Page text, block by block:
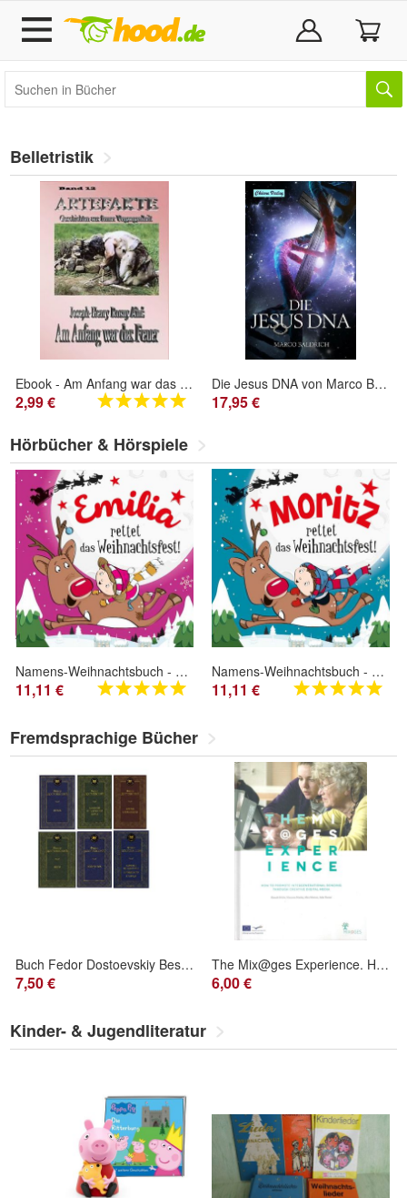
Belletristik
Ebook - Am Anfang war das Feuer von Joseph-Henry Rosny Aîne
2,99 €
Die Jesus DNA von Marco Baldrich (Taschenbuch)
17,95 €
Hörbücher & Hörspiele
Namens-Weihnachtsbuch - Deine persönliche Weihnachtsgeschichte mit Namen Emilia
11,11 €
Namens-Weihnachtsbuch - Deine persönliche Weihnachtsgeschichte mit Namen Moritz
11,11 €
Fremdsprachige Bücher
Buch Fedor Dostoevskiy Besy Igrok Podrostok Bratya Karamazovy Zapiski iz mertvog
7,50 €
The Mix@ges Experience. How to promote intergenerational bonding through creative
6,00 €
Kinder- & Jugendliteratur